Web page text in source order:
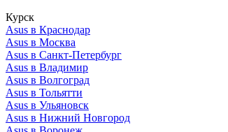
Курск
Asus в Краснодар
Asus в Москва
Asus в Санкт-Петербург
Asus в Владимир
Asus в Волгоград
Asus в Тольятти
Asus в Ульяновск
Asus в Нижний Новгород